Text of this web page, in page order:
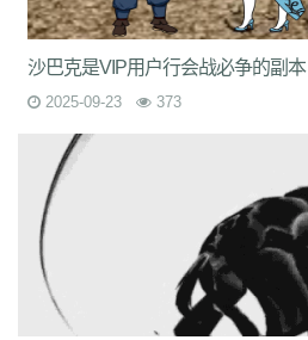
沙巴克是VIP用户行会战必争的副本
2025-09-23 373